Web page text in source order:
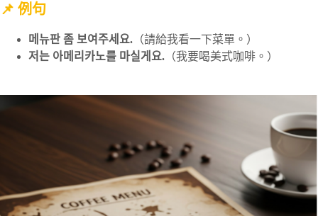
📌 例句
메뉴판 좀 보여주세요. （請給我看一下菜單。）
저는 아메리카노를 마실게요. （我要喝美式咖啡。）